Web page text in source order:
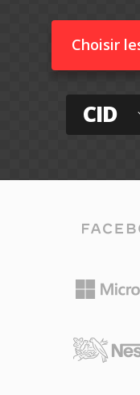
Choisir
CID